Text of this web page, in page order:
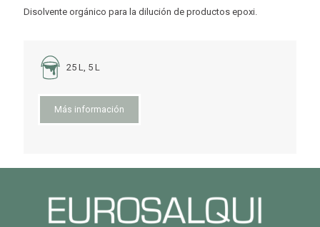
Disolvente orgánico para la dilución de productos epoxi.
25 L, 5 L
Más información